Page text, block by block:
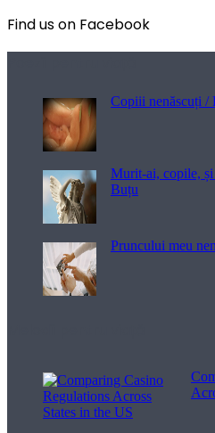
Find us on Facebook
Copiii nenăscuți /
Murit-ai, copile,
Buțu
Pruncului meu